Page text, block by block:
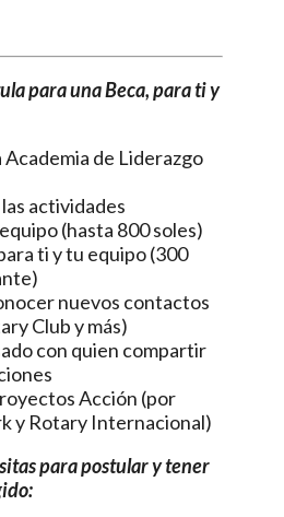
para una Beca, para ti y
de Liderazgo
actividades
(hasta 800 soles)
ti y tu equipo (300
nuevos contactos
Club y más)
con quien compartir
Acción (por
y Rotary Internacional)
para postular y tener